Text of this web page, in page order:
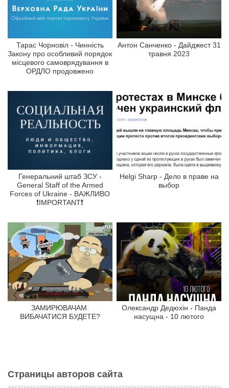
Тарас Чорновіл - Чинність
Закону про особливий порядок
місцевого самоврядування в
ОРДЛО продовжено
Антон Санченко - Дайджест 31
травня 2023
Генеральний штаб ЗСУ -
General Staff of the Armed
Forces of Ukraine - ВАЖЛИВО
❗️IMPORTANT❗️
Helgi Sharp - Дело в праве на
выбор
ЗАМИРЮВАЧАМ.
ВИБАЧАТИСЯ БУДЕТЕ?
Олександр Дедюхін - Панда
насущна - 10 лютого
Страницы авторов сайта